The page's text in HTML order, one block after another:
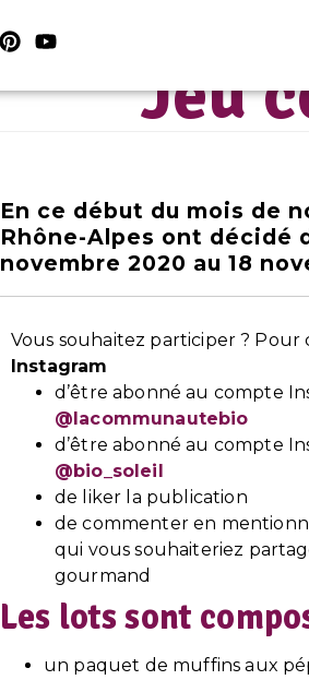
Jeu
En ce début du mois de
Rhône-Alpes ont décidé
novembre 2020 au 18
Vous souhaitez participer ? Pour
Instagram
d’être abonné au compte
@lacommunautebio
d’être abonné au compte
@bio_soleil
de liker la publication
de commenter en
qui vous souhaiteriez
gourmand
Les lots sont
un paquet de muffins aux